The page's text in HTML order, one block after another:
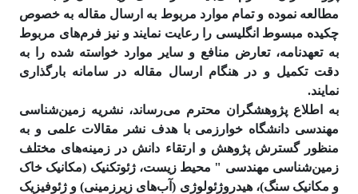
مطالعه نموده و تمام موارد مربوط به ارسال مقاله به خصوص
چکیده مبسوط انگلیسی را رعایت نمایند و نیز فرم‌های مربوط
به تعهدنامه، تعارض منافع و سایر موارد خواسته شده را به
دقت تکمیل و در هنگام ارسال مقاله در سامانه بارگذاری
نمایند.
به اطلاع پژوهشگران محترم می‌رساند، نشریه زمین‌شناسی
مهندسی دانشگاه خوارزمی با هدف نشر مقالات علمی و به
منظور گسترش پژوهش و ارتقاء دانش در زمینه‌های مختلف
زمین‌شناسی مهندسی " محیط زیست، ژئوتکنیک (مکانیک خاک
و مکانیک سنگ)، هیدروژئولوژی (آب‌های زیرزمینی) و ژئوفیزیک